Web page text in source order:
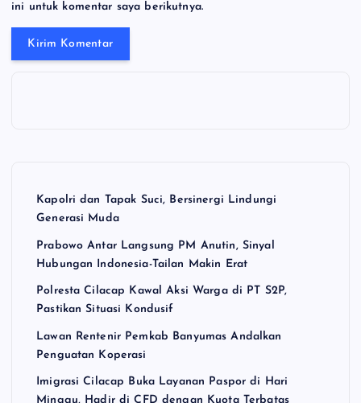
ini untuk komentar saya berikutnya.
Kapolri dan Tapak Suci, Bersinergi Lindungi
Generasi Muda
Prabowo Antar Langsung PM Anutin, Sinyal
Hubungan Indonesia-Tailan Makin Erat
Polresta Cilacap Kawal Aksi Warga di PT S2P,
Pastikan Situasi Kondusif
Lawan Rentenir Pemkab Banyumas Andalkan
Penguatan Koperasi
Imigrasi Cilacap Buka Layanan Paspor di Hari
Minggu, Hadir di CFD dengan Kuota Terbatas